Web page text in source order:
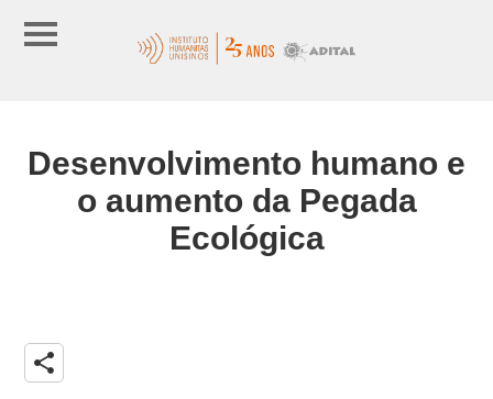
Desenvolvimento humano e
o aumento da Pegada
Ecológica
share